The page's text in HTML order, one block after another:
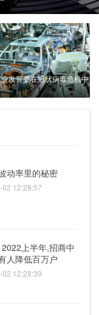
发誓要在冠状病毒危机中
动率里的秘密
12:28:57
2022上半年,招商中
人降低百万户
12:28:39